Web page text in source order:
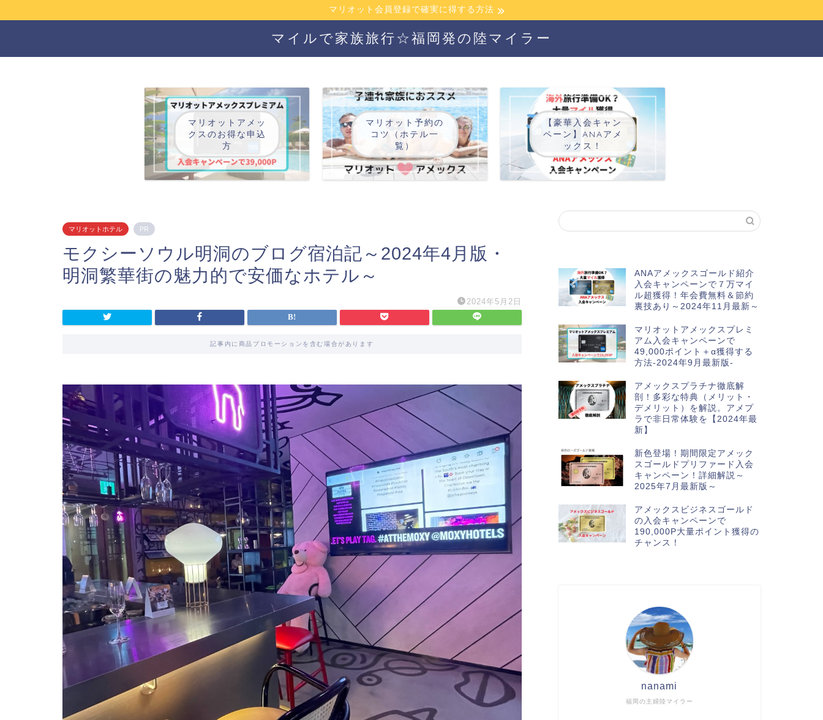
マリオット会員登録で確実に得する方法
マイルで家族旅行☆福岡発の陸マイラー
マリオットアメッ
クスのお得な申込
方
マリオット予約の
コツ（ホテル一
覧）
【豪華入会キャン
ペーン】ANAアメ
ックス！
マリオットホテル PR
モクシーソウル明洞のブログ宿泊記～2024年4月版・
明洞繁華街の魅力的で安価なホテル～
2024年5月2日
記事内に商品プロモーションを含む場合があります
ANAアメックスゴールド紹介
入会キャンペーンで７万マイ
ル超獲得！年会費無料＆節約
裏技あり～2024年11月最新～
マリオットアメックスプレミ
アム入会キャンペーンで
49,000ポイント＋α獲得する
方法-2024年9月最新版-
アメックスプラチナ徹底解
剖！多彩な特典（メリット・
デメリット）を解説。アメプ
ラで非日常体験を【2024年最
新】
新色登場！期間限定アメック
スゴールドプリファード入会
キャンペーン！詳細解説～
2025年7月最新版～
アメックスビジネスゴールド
の入会キャンペーンで
190,000P大量ポイント獲得の
チャンス！
福岡の主婦陸マイラー
nanami